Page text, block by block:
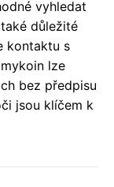
vyhledat
důležité
kontaktu s
lze
bez předpisu
jsou klíčem k